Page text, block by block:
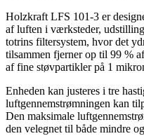
Holzkraft LFS 101-3 er
af luften i værksteder,
totrins filtersystem, hvor det
tilsammen fjerner op til 99 %
af fine støvpartikler på 1
Enheden kan justeres i tre
luftgennemstrømningen kan
Den maksimale
den velegnet til både mindre